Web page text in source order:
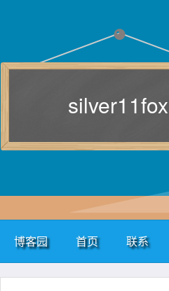
silver11fox
博客园 首页 联系